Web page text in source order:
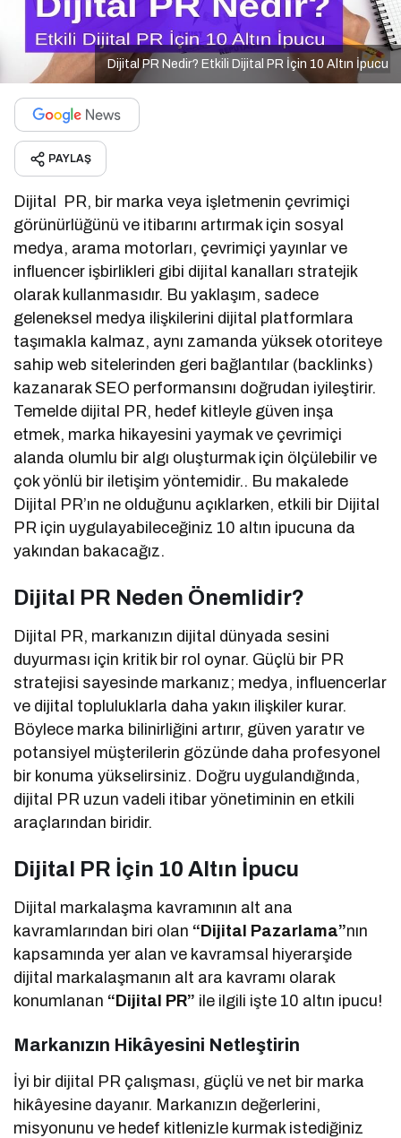
Dijital PR Nedir? Etkili Dijital PR İçin 10 Altın İpucu
PAYLAŞ
Dijital PR, bir marka veya işletmenin çevrimiçi
görünürlüğünü ve itibarını artırmak için sosyal
medya, arama motorları, çevrimiçi yayınlar ve
influencer işbirlikleri gibi dijital kanalları stratejik
olarak kullanmasıdır. Bu yaklaşım, sadece
geleneksel medya ilişkilerini dijital platformlara
taşımakla kalmaz, aynı zamanda yüksek otoriteye
sahip web sitelerinden geri bağlantılar (backlinks)
kazanarak SEO performansını doğrudan iyileştirir.
Temelde dijital PR, hedef kitleyle güven inşa
etmek, marka hikayesini yaymak ve çevrimiçi
alanda olumlu bir algı oluşturmak için ölçülebilir ve
çok yönlü bir iletişim yöntemidir.. Bu makalede
Dijital PR’ın ne olduğunu açıklarken, etkili bir Dijital
PR için uygulayabileceğiniz 10 altın ipucuna da
yakından bakacağız.
Dijital PR Neden Önemlidir?
Dijital PR, markanızın dijital dünyada sesini
duyurması için kritik bir rol oynar. Güçlü bir PR
stratejisi sayesinde markanız; medya, influencerlar
ve dijital topluluklarla daha yakın ilişkiler kurar.
Böylece marka bilinirliğini artırır, güven yaratır ve
potansiyel müşterilerin gözünde daha profesyonel
bir konuma yükselirsiniz. Doğru uygulandığında,
dijital PR uzun vadeli itibar yönetiminin en etkili
araçlarından biridir.
Dijital PR İçin 10 Altın İpucu
Dijital markalaşma kavramının alt ana
kavramlarından biri olan “Dijital Pazarlama”nın
kapsamında yer alan ve kavramsal hiyerarşide
dijital markalaşmanın alt ara kavramı olarak
konumlanan “Dijital PR” ile ilgili işte 10 altın ipucu!
Markanızın Hikâyesini Netleştirin
İyi bir dijital PR çalışması, güçlü ve net bir marka
hikâyesine dayanır. Markanızın değerlerini,
misyonunu ve hedef kitlenizle kurmak istediğiniz